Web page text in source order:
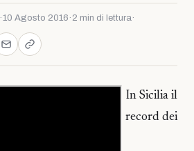
·10 Agosto 2016 · 2 min di lettura·
In Sicilia il
record dei